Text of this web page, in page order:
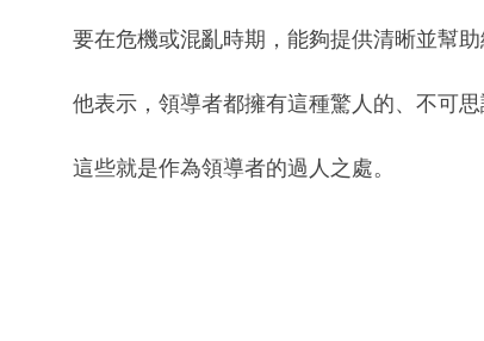
要在危機或混亂時期，能夠提供清晰並幫助
他表示，領導者都擁有這種驚人的、不可
這些就是作為領導者的過人之處。